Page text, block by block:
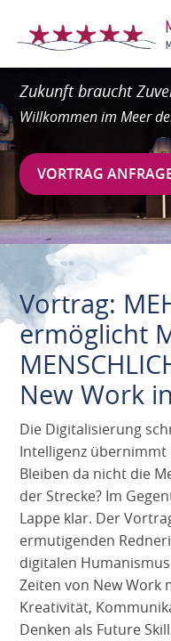
Zukunft braucht
Willkommen im Meer
VORTRAG
Vortrag:
ermöglicht
New Work
Die Digitalisierung
Intelligenz
Bleiben da nicht die
der Strecke? Im
Lappe klar. Der
ermutigenden
digitalen
Zeiten von New Work
Kreativität,
Denken als Future